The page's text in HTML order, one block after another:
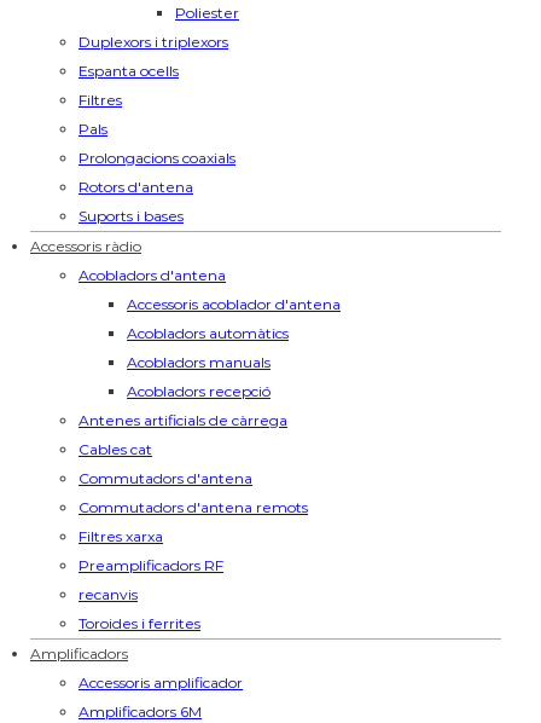
Poliester
Duplexors i triplexors
Espanta ocells
Filtres
Pals
Prolongacions coaxials
Rotors d'antena
Suports i bases
Accessoris ràdio
Acobladors d'antena
Accessoris acoblador d'antena
Acobladors automàtics
Acobladors manuals
Acobladors recepció
Antenes artificials de càrrega
Cables cat
Commutadors d'antena
Commutadors d'antena remots
Filtres xarxa
Preamplificadors RF
recanvis
Toroides i ferrites
Amplificadors
Accessoris amplificador
Amplificadors 6M